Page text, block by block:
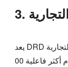
يعد DRD أيضًا طريقة رائعة لإعادة تطوير العمليات التجارية